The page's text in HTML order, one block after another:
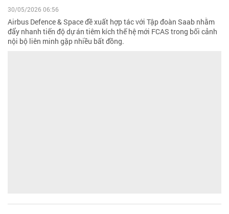
30/05/2026 06:56
Airbus Defence & Space đề xuất hợp tác với Tập đoàn Saab nhằm
đẩy nhanh tiến độ dự án tiêm kích thế hệ mới FCAS trong bối cảnh
nội bộ liên minh gặp nhiều bất đồng.